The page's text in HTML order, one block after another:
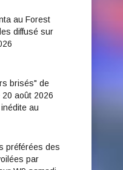
au Forest
diffusé sur
brisés" de
août 2026
au
préférées des
par